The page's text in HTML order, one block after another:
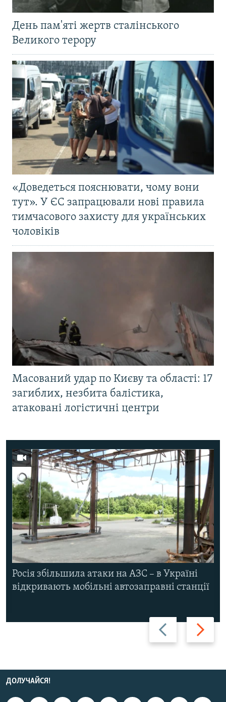
День пам'яті жертв сталінського
Великого терору
«Доведеться пояснювати, чому вони
тут». У ЄС запрацювали нові правила
тимчасового захисту для українських
чоловіків
Масований удар по Києву та області: 17
загиблих, незбита балістика,
атаковані логістичні центри
Назад Вперед
Росія збільшила атаки на АЗС – в Україні
відкривають мобільні автозаправні станції
ДОЛУЧАЙСЯ!